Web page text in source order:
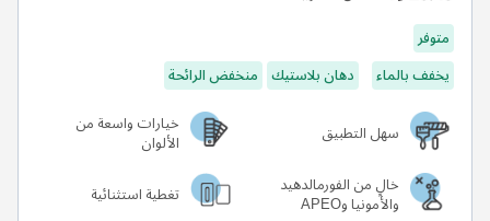
متوفر
يخفف بالماء
دهان بلاستيك منخفض الرائحة
سهل التطبيق
خيارات واسعة من
الألوان
خالٍ من الفورمالدهيد
والأمونيا وAPEO تغطية استثنائية